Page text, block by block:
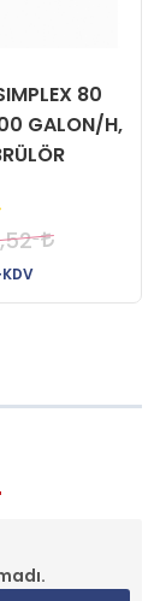
80
GALON/H,